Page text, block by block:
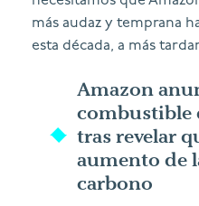
más audaz y temprana
esta década, a más
Amazon
combustible
tras revelar
aumento de
carbono